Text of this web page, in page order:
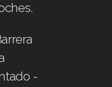
-